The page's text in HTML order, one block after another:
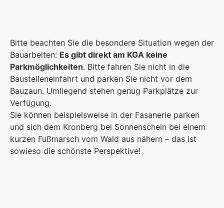
Bitte beachten Sie die besondere Situation wegen der
Bauarbeiten: Es gibt direkt am KGA keine
Parkmöglichkeiten. Bitte fahren Sie nicht in die
Baustelleneinfahrt und parken Sie nicht vor dem
Bauzaun. Umliegend stehen genug Parkplätze zur
Verfügung.
Sie können beispielsweise in der Fasanerie parken
und sich dem Kronberg bei Sonnenschein bei einem
kurzen Fußmarsch vom Wald aus nähern – das ist
sowieso die schönste Perspektive!